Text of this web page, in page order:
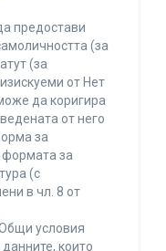
предостави
(за
(за
от Нет
да коригира
от него
за
формата за
(с
в чл. 8 от
условия
които